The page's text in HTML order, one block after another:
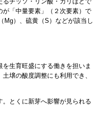
「中量要素」（２次要素）で
Mg）、硫黄（S）などが該当し
生育旺盛にする働きを担いま
壌の酸度調整にも利用でき、
とくに新芽へ影響が見られる